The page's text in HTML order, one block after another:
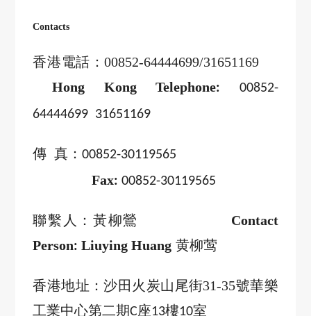
Contacts
香港電話：00852-64444699/31651169
Hong Kong Telephone: 00852-
64444699 31651169
傳 真： 00852-30119565
Fax:00852-30119565
聯繫人：黃柳鶯 Contact
Person:Liuying Huang 黄柳莺
香港地址：沙田火炭山尾街31-35號華樂
工業中心第二期C座13樓10室